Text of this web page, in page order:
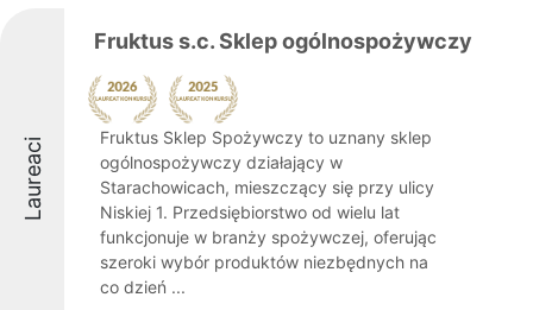
Laureaci
Fruktus s.c. Sklep ogólnospożywczy
Fruktus Sklep Spożywczy to uznany sklep
ogólnospożywczy działający w
Starachowicach, mieszczący się przy ulicy
Niskiej 1. Przedsiębiorstwo od wielu lat
funkcjonuje w branży spożywczej, oferując
szeroki wybór produktów niezbędnych na
co dzień ...